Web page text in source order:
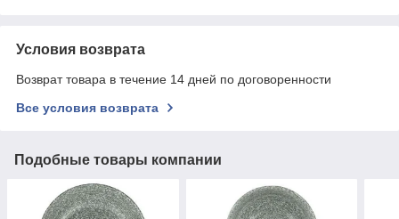
Условия возврата
Возврат товара в течение 14 дней по договоренности
Все условия возврата
Подобные товары компании